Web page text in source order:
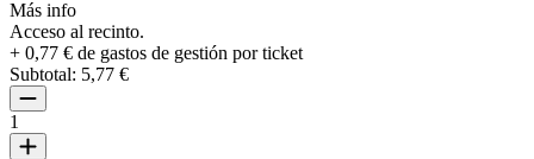
Más info
Acceso al recinto.
+ 0,77 € de gastos de gestión por ticket
Subtotal: 5,77 €
1